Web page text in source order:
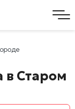
в Старом